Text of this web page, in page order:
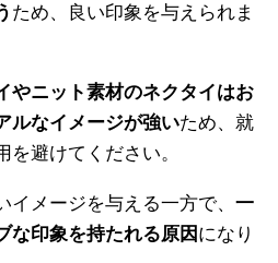
ため、良い印象を与えられま
やニット素材のネクタイはお
ルなイメージが強いため、就
避けてください。
メージを与える一方で、 一
な印象を持たれる原因 になり